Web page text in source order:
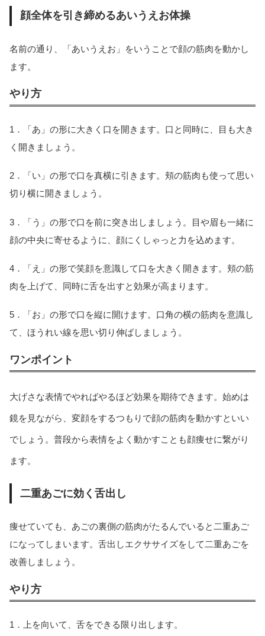
顔全体を引き締めるあいうえお体操
名前の通り、「あいうえお」をいうことで顔の筋肉を動かし
ます。
やり方
1．「あ」の形に大きく口を開きます。口と同時に、目も大き
く開きましょう。
2．「い」の形で口を真横に引きます。頬の筋肉も使って思い
切り横に開きましょう。
3．「う」の形で口を前に突き出しましょう。目や眉も一緒に
顔の中央に寄せるように、顔にくしゃっと力を込めます。
4．「え」の形で笑顔を意識して口を大きく開きます。頬の筋
肉を上げて、同時に舌を出すと効果が高まります。
5．「お」の形で口を縦に開けます。口角の横の筋肉を意識し
て、ほうれい線を思い切り伸ばしましょう。
ワンポイント
大げさな表情でやればやるほど効果を期待できます。始めは
鏡を見ながら、変顔をするつもりで顔の筋肉を動かすといい
でしょう。普段から表情をよく動かすことも顔痩せに繋がり
ます。
二重あごに効く舌出し
痩せていても、あごの裏側の筋肉がたるんでいると二重あご
になってしまいます。舌出しエクササイズをして二重あごを
改善しましょう。
やり方
1．上を向いて、舌をできる限り出します。